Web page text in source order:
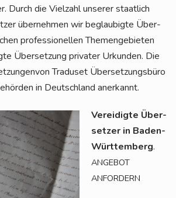
Durch die Viel­zahl unse­rer staat­lich
über­neh­men wir beglau­big­te Über­
pro­fes­sio­nel­len The­men­ge­bie­ten
Über­set­zung pri­va­ter Urkun­den. Die
Tra­du­set Über­set­zungs­bü­ro
in Deutsch­land anerkannt.
Ver­ei­dig­te Über­
set­zer in Baden-
Würt­tem­berg.
ANGEBOT
ANFORDERN